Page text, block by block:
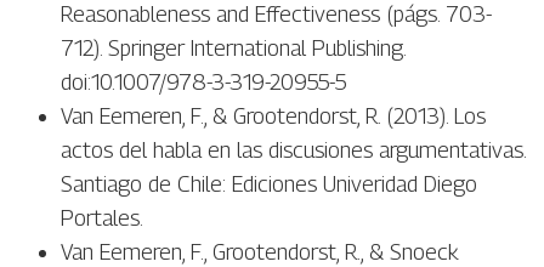
Reasonableness and Effectiveness (págs. 703-
712). Springer International Publishing.
doi:10.1007/978-3-319-20955-5
Van Eemeren, F., & Grootendorst, R. (2013). Los
actos del habla en las discusiones argumentativas.
Santiago de Chile: Ediciones Univeridad Diego
Portales.
Van Eemeren, F., Grootendorst, R., & Snoeck